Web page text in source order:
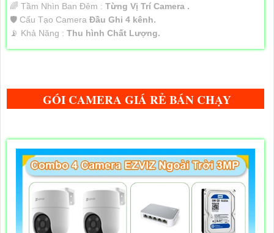
🌈 Tầm Nhìn Ban Đêm : Từng Vị Trí Camera .
🛡 Cấu Tạo Camera Đầu Ghi 4 kênh.
️📡 Khả Năng : Thu hình Chất Lượng.
GÓI CAMERA GIÁ RẺ BÁN CHẠY